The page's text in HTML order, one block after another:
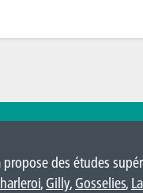
propose des études
, Gilly, Gosselies,